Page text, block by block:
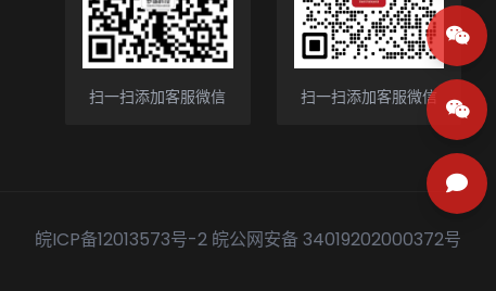
扫一扫添加客服微信 扫一扫添加客服微信
皖ICP备12013573号-2 皖公网安备 34019202000372号